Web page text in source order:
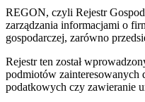
REGON, czyli Rejestr
zarządzania informacjami o
gospodarczej, zarówno
Rejestr ten został
podmiotów zainteresowanych
podatkowych czy zawieranie